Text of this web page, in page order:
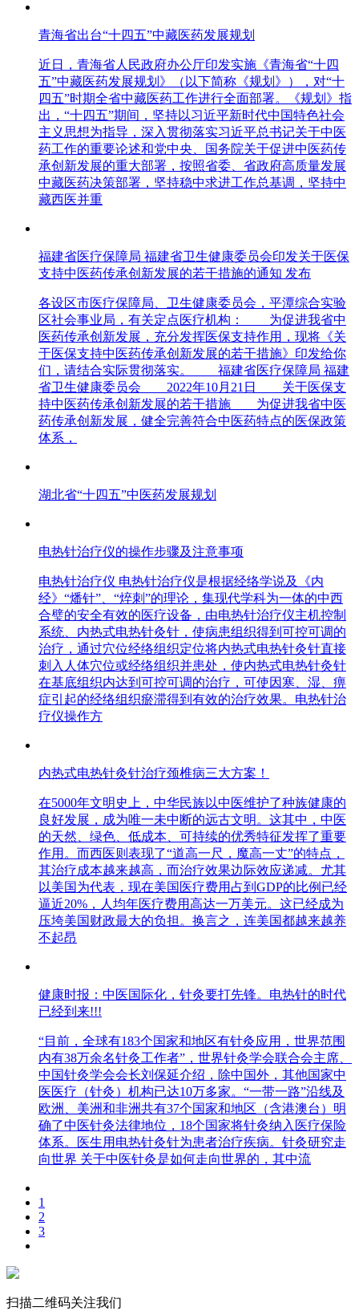
青海省出台“十四五”中藏医药发展规划
近日，青海省人民政府办公厅印发实施《青海省“十四
五”中藏医药发展规划》（以下简称《规划》），对“十
四五”时期全省中藏医药工作进行全面部署。《规划》指
出，“十四五”期间，坚持以习近平新时代中国特色社会
主义思想为指导，深入贯彻落实习近平总书记关于中医
药工作的重要论述和党中央、国务院关于促进中医药传
承创新发展的重大部署，按照省委、省政府高质量发展
中藏医药决策部署，坚持稳中求进工作总基调，坚持中
藏西医并重
福建省医疗保障局 福建省卫生健康委员会印发关于医保
支持中医药传承创新发展的若干措施的通知 发布
各设区市医疗保障局、卫生健康委员会，平潭综合实验
区社会事业局，有关定点医疗机构： 为促进我省中
医药传承创新发展，充分发挥医保支持作用，现将《关
于医保支持中医药传承创新发展的若干措施》印发给你
们，请结合实际贯彻落实。 福建省医疗保障局 福建
省卫生健康委员会 2022年10月21日 关于医保支
持中医药传承创新发展的若干措施 为促进我省中医
药传承创新发展，健全完善符合中医药特点的医保政策
体系，
湖北省“十四五”中医药发展规划
电热针治疗仪的操作步骤及注意事项
电热针治疗仪 电热针治疗仪是根据经络学说及《内
经》“燔针”、“焠刺”的理论，集现代学科为一体的中西
合璧的安全有效的医疗设备，由电热针治疗仪主机控制
系统、内热式电热针灸针，使病患组织得到可控可调的
治疗，通过穴位经络组织定位将内热式电热针灸针直接
刺入人体穴位或经络组织并患处，使内热式电热针灸针
在基底组织内达到可控可调的治疗，可使因寒、湿、痹
症引起的经络组织瘀滞得到有效的治疗效果。电热针治
疗仪操作方
内热式电热针灸针治疗颈椎病三大方案！
在5000年文明史上，中华民族以中医维护了种族健康的
良好发展，成为唯一未中断的远古文明。这其中，中医
的天然、绿色、低成本、可持续的优秀特征发挥了重要
作用。而西医则表现了“道高一尺，魔高一丈”的特点，
其治疗成本越来越高，而治疗效果边际效应递减。尤其
以美国为代表，现在美国医疗费用占到GDP的比例已经
逼近20%，人均年医疗费用高达一万美元。这已经成为
压垮美国财政最大的负担。换言之，连美国都越来越养
不起昂
健康时报：中医国际化，针灸要打先锋。电热针的时代
已经到来!!!
“目前，全球有183个国家和地区有针灸应用，世界范围
内有38万余名针灸工作者”，世界针灸学会联合会主席、
中国针灸学会会长刘保延介绍，除中国外，其他国家中
医医疗（针灸）机构已达10万多家。“一带一路”沿线及
欧洲、美洲和非洲共有37个国家和地区（含港澳台）明
确了中医针灸法律地位，18个国家将针灸纳入医疗保险
体系。医生用电热针灸针为患者治疗疾病。针灸研究走
向世界 关于中医针灸是如何走向世界的，其中流
1
2
3
扫描二维码关注我们